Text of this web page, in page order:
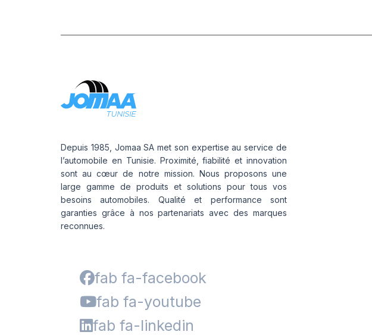
Depuis 1985, Jomaa SA met son expertise au service de
l’automobile en Tunisie. Proximité, fiabilité et innovation
sont au cœur de notre mission. Nous proposons une
large gamme de produits et solutions pour tous vos
besoins automobiles. Qualité et performance sont
garanties grâce à nos partenariats avec des marques
reconnues.
fab fa-facebook
fab fa-youtube
fab fa-linkedin